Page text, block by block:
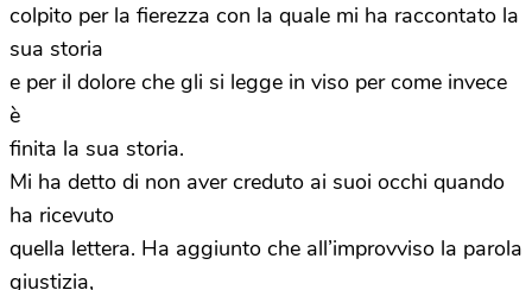
colpito per la fierezza con la quale mi ha raccontato la
sua storia
e per il dolore che gli si legge in viso per come invece
è
finita la sua storia.
Mi ha detto di non aver creduto ai suoi occhi quando
ha ricevuto
quella lettera. Ha aggiunto che all’improvviso la parola
giustizia,